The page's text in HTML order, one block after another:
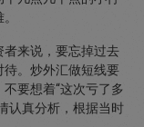
来说，要忘掉过去
。炒外汇做短线要
要想着“这次亏了多
认真分析，根据当时